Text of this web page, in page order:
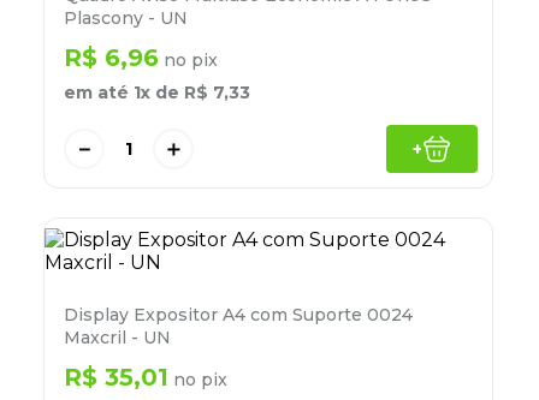
Plascony - UN
R$ 6,96 no pix
em até 1x de R$ 7,33
＋
－ +
Display Expositor A4 com Suporte 0024
Maxcril - UN
R$ 35,01 no pix
º grampeador
º desinfetante
10º marca texto